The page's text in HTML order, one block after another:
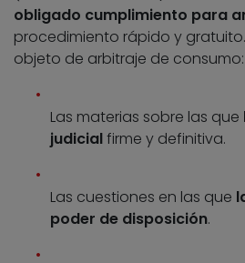
obligado cumplimiento para
procedimiento rápido y
objeto de arbitraje de consumo:
Las materias sobre las que
judicialfirme y definitiva.
Las cuestiones en las que
poder de disposición.